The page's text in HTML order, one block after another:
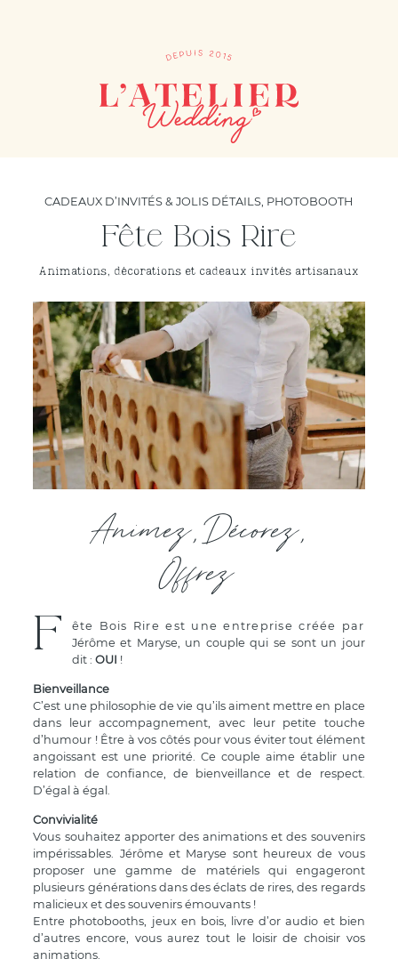
CADEAUX D’INVITÉS & JOLIS DÉTAILS PHOTOBOOTH
Fête Bois Rire
Animations, décorations et cadeaux invités artisanaux
Animez, Décorez,
Offrez
F
ête Bois Rire est une entreprise créée par
Jérôme et Maryse, un couple qui se sont un jour
dit : OUI !
Bienveillance
C’est une philosophie de vie qu’ils aiment mettre en place
dans leur accompagnement, avec leur petite touche
d’humour ! Être à vos côtés pour vous éviter tout élément
angoissant est une priorité. Ce couple aime établir une
relation de confiance, de bienveillance et de respect.
D’égal à égal.
Convivialité
Vous souhaitez apporter des animations et des souvenirs
impérissables. Jérôme et Maryse sont heureux de vous
proposer une gamme de matériels qui engageront
plusieurs générations dans des éclats de rires, des regards
malicieux et des souvenirs émouvants !
Entre photobooths, jeux en bois, livre d’or audio et bien
d’autres encore, vous aurez tout le loisir de choisir vos
animations.